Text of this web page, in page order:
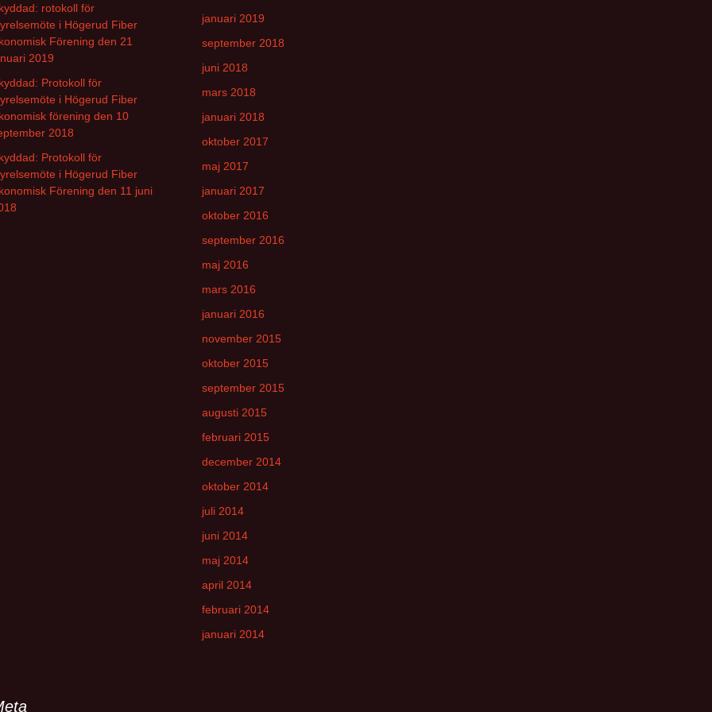
rotokoll för
i Högerud Fiber
Förening den 21
2019
Protokoll för
i Högerud Fiber
förening den 10
2018
Protokoll för
i Högerud Fiber
Förening den 11 juni
januari 2019
september 2018
juni 2018
mars 2018
januari 2018
oktober 2017
maj 2017
januari 2017
oktober 2016
september 2016
maj 2016
mars 2016
januari 2016
november 2015
oktober 2015
september 2015
augusti 2015
februari 2015
december 2014
oktober 2014
juli 2014
juni 2014
maj 2014
april 2014
februari 2014
januari 2014